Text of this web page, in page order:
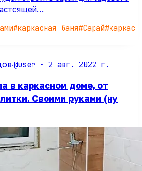
#каркасная баня#Сарай#каркас
·@user · 2 авг. 2022 г.
в каркасном доме, от
Своими руками (ну